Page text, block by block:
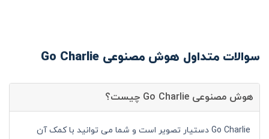
سوالات متداول هوش مصنوعی Go Charlie
هوش مصنوعی Go Charlie چیست؟
Go Charlie دستیار تصویر است و شما می توانید با کمک آن